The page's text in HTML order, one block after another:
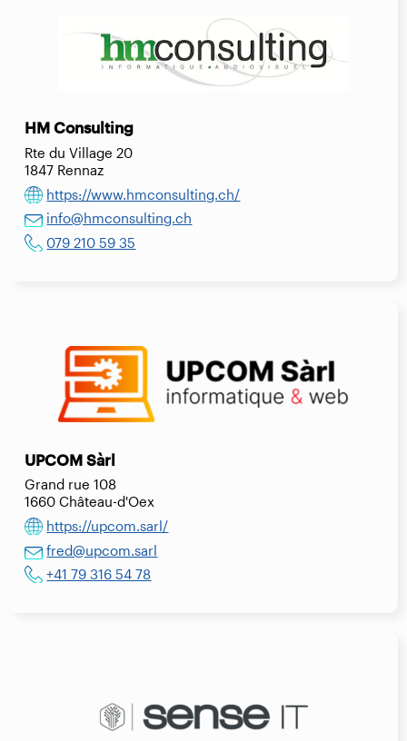
HM Consulting
Rte du Village 20
1847 Rennaz
https://www.hmconsulting.ch/
info@hmconsulting.ch
079 210 59 35
UPCOM Sàrl
Grand rue 108
1660 Château-d'Oex
https://upcom.sarl/
fred@upcom.sarl
+41 79 316 54 78